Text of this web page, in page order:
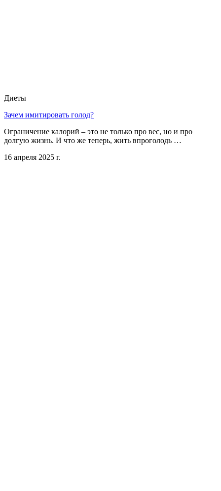
Диеты
Зачем имитировать голод?
Ограничение калорий – это не только про вес, но и про
долгую жизнь. И что же теперь, жить впроголодь …
16 апреля 2025 г.